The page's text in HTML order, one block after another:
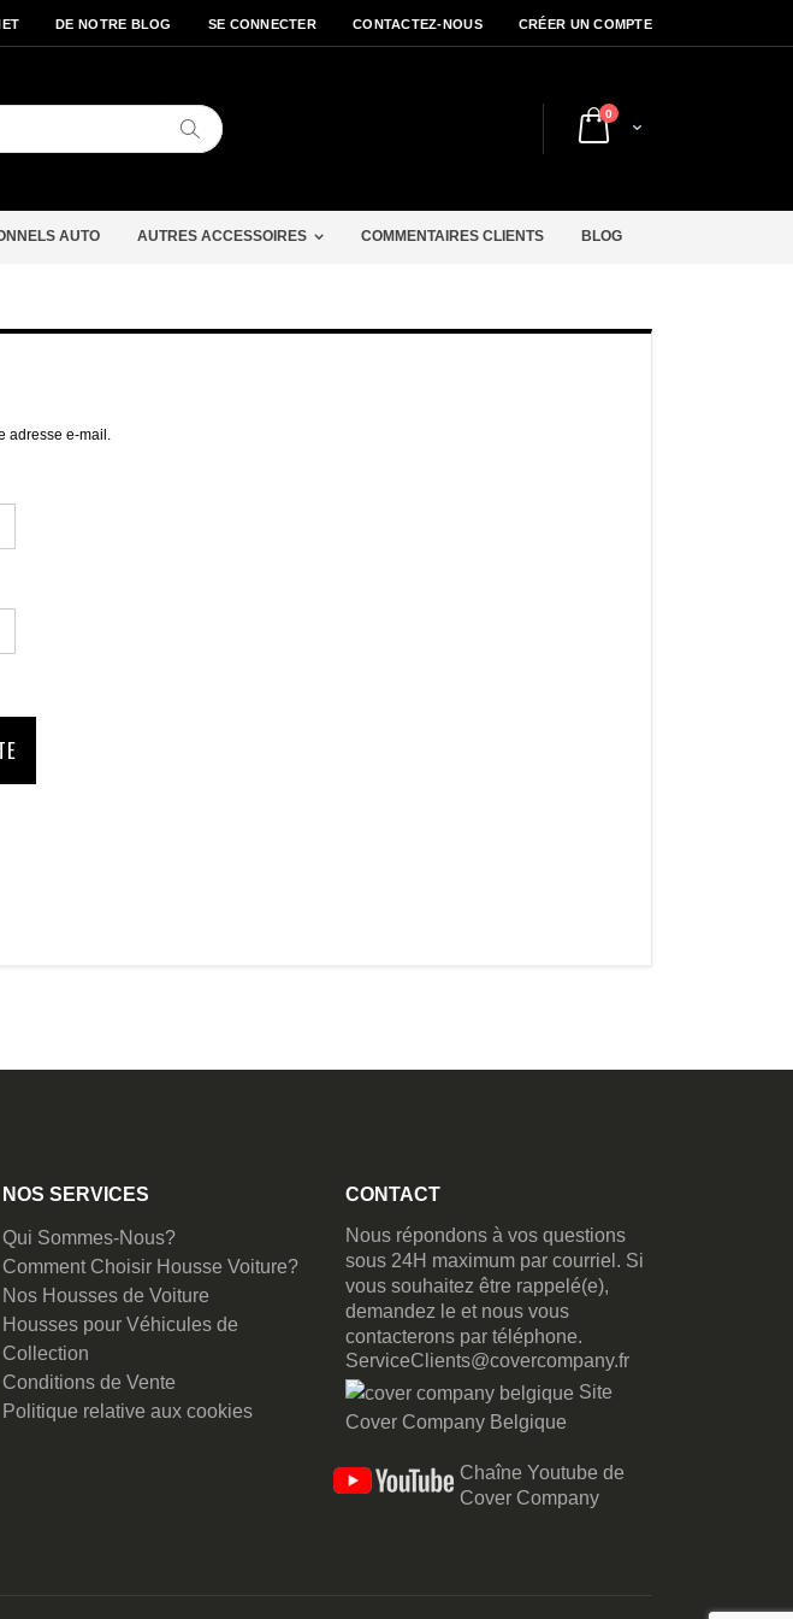
DE NOTRE BLOG SE CONNECTER CONTACTEZ-NOUS CRÉER UN COMPTE
Cart
0articles
Chercher
AUTO AUTRES ACCESSOIRES COMMENTAIRES CLIENTS BLOG
adresse e-mail.
NOS SERVICES
Qui Sommes-Nous?
Comment Choisir Housse Voiture?
Nos Housses de Voiture
Housses pour Véhicules de
Collection
Conditions de Vente
Politique relative aux cookies
CONTACT
Nous répondons à vos questions
sous 24H maximum par courriel. Si
vous souhaitez être rappelé(e),
demandez le et nous vous
contacterons par téléphone.
ServiceClients@covercompany.fr
Site
Cover Company Belgique
Chaîne Youtube de
Cover Company